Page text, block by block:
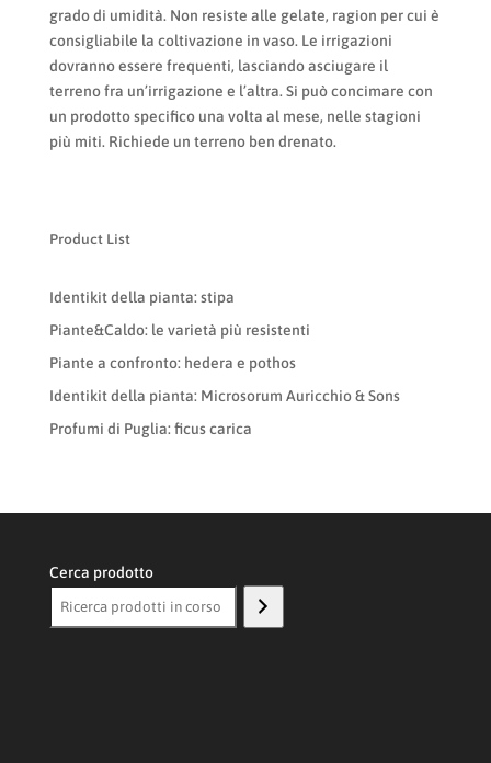
grado di umidità. Non resiste alle gelate, ragion per cui è
consigliabile la coltivazione in vaso. Le irrigazioni
dovranno essere frequenti, lasciando asciugare il
terreno fra un’irrigazione e l’altra. Si può concimare con
un prodotto specifico una volta al mese, nelle stagioni
più miti. Richiede un terreno ben drenato.
Product List
Identikit della pianta: stipa
Piante&Caldo: le varietà più resistenti
Piante a confronto: hedera e pothos
Identikit della pianta: Microsorum Auricchio & Sons
Profumi di Puglia: ficus carica
Cerca prodotto